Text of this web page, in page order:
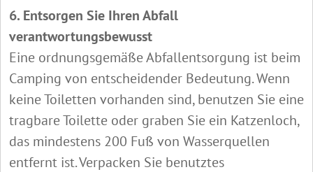
6. Entsorgen Sie Ihren Abfall
verantwortungsbewusst
Eine ordnungsgemäße Abfallentsorgung ist beim
Camping von entscheidender Bedeutung. Wenn
keine Toiletten vorhanden sind, benutzen Sie eine
tragbare Toilette oder graben Sie ein Katzenloch,
das mindestens 200 Fuß von Wasserquellen
entfernt ist. Verpacken Sie benutztes